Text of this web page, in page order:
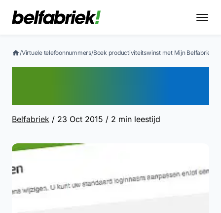
/Virtuele telefoonnummers/Boek productiviteitswinst met Mijn Belfabriek
Belfabriek / 23 Oct 2015 / 2 min leestijd